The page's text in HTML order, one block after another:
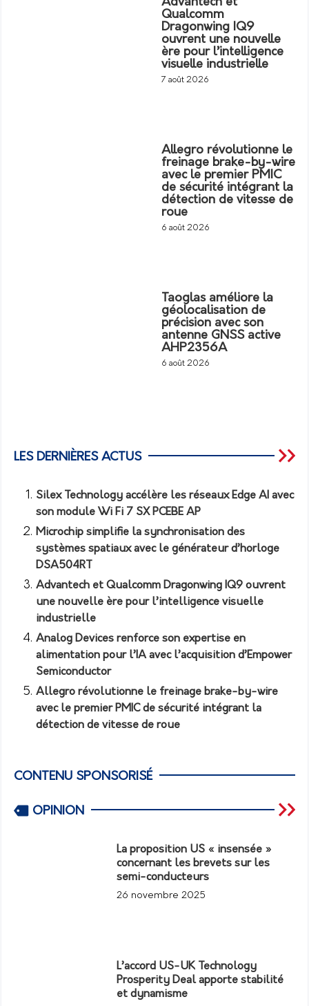
Qualcomm
Dragonwing IQ9
ouvrent une nouvelle
ère pour l’intelligence
visuelle industrielle
7 août 2026
Allegro révolutionne le
freinage brake-by-wire
avec le premier PMIC
de sécurité intégrant la
détection de vitesse de
roue
6 août 2026
Taoglas améliore la
géolocalisation de
précision avec son
antenne GNSS active
AHP2356A
6 août 2026
LES DERNIÈRES ACTUS
Silex Technology accélère les réseaux Edge AI avec
son module Wi Fi 7 SX PCEBE AP
Microchip simplifie la synchronisation des
systèmes spatiaux avec le générateur d’horloge
DSA504RT
Advantech et Qualcomm Dragonwing IQ9 ouvrent
une nouvelle ère pour l’intelligence visuelle
industrielle
Analog Devices renforce son expertise en
alimentation pour l’IA avec l’acquisition d’Empower
Semiconductor
Allegro révolutionne le freinage brake-by-wire
avec le premier PMIC de sécurité intégrant la
détection de vitesse de roue
CONTENU SPONSORISÉ
OPINION
La proposition US « insensée »
concernant les brevets sur les
semi-conducteurs
26 novembre 2025
L’accord US-UK Technology
Prosperity Deal apporte stabilité
et dynamisme